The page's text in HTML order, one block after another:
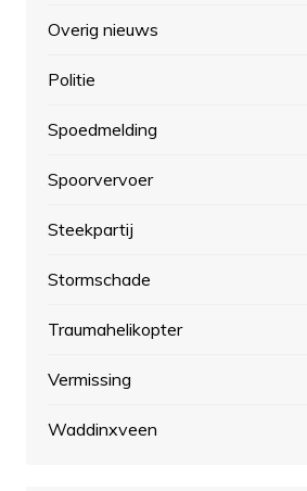
Overig nieuws
Politie
Spoedmelding
Spoorvervoer
Steekpartij
Stormschade
Traumahelikopter
Vermissing
Waddinxveen